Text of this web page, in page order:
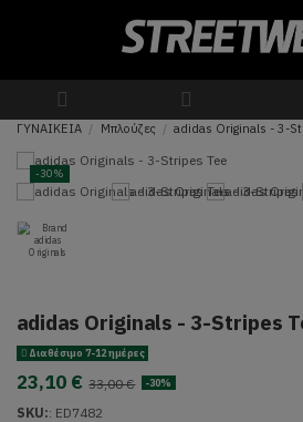
ΓΥΝΑΙΚΕΙΑ Μπλούζες adidas Originals - 3-
-30%
adidas Originals - 3-Stripes
Διαθέσιμο 7-12 ημέρες
23,10 € 33,00 € -30%
SKU:: ED7482